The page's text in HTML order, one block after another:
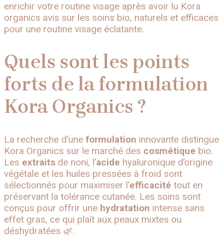
enrichir votre routine visage après avoir lu Kora
organics avis sur les soins bio, naturels et efficaces
pour une routine visage éclatante.
Quels sont les points
forts de la formulation
Kora Organics ?
La recherche d’une formulation innovante distingue
Kora Organics sur le marché des cosmétique bio.
Les extraits de noni, l’acide hyaluronique d’origine
végétale et les huiles pressées à froid sont
sélectionnés pour maximiser l’efficacité tout en
préservant la tolérance cutanée. Les soins sont
conçus pour offrir une hydratation intense sans
effet gras, ce qui plaît aux peaux mixtes ou
déshydratées 🌿.